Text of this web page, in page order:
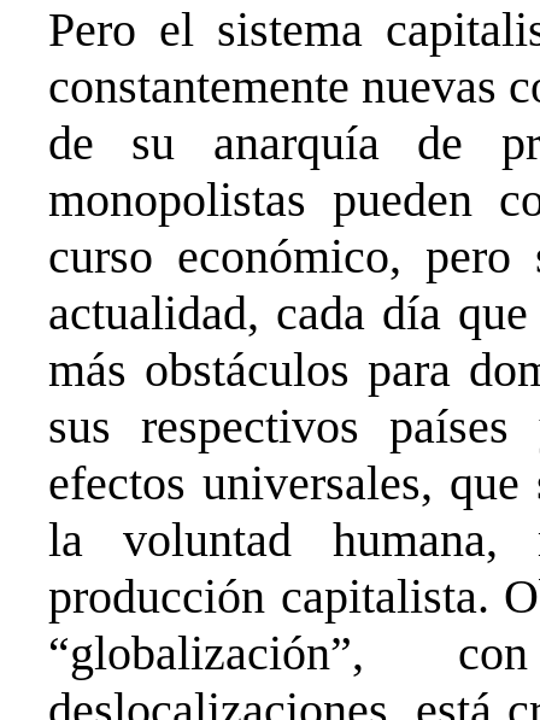
Pero el sistema
constantemente nuevas
de su anarquía de
monopolistas pueden
curso económico,
actualidad, cada día
más obstáculos para
sus respectivos
efectos universales,
la voluntad
producción capitalista.
“globalización”,